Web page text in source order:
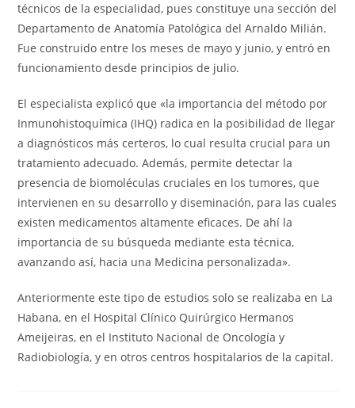
técnicos de la especialidad, pues constituye una sección del
Departamento de Anatomía Patológica del Arnaldo Milián.
Fue construido entre los meses de mayo y junio, y entró en
funcionamiento desde principios de julio.
El especialista explicó que «la importancia del método por
Inmunohistoquímica (IHQ) radica en la posibilidad de llegar
a diagnósticos más certeros, lo cual resulta crucial para un
tratamiento adecuado. Además, permite detectar la
presencia de biomoléculas cruciales en los tumores, que
intervienen en su desarrollo y diseminación, para las cuales
existen medicamentos altamente eficaces. De ahí la
importancia de su búsqueda mediante esta técnica,
avanzando así, hacia una Medicina personalizada».
Anteriormente este tipo de estudios solo se realizaba en La
Habana, en el Hospital Clínico Quirúrgico Hermanos
Ameijeiras, en el Instituto Nacional de Oncología y
Radiobiología, y en otros centros hospitalarios de la capital.